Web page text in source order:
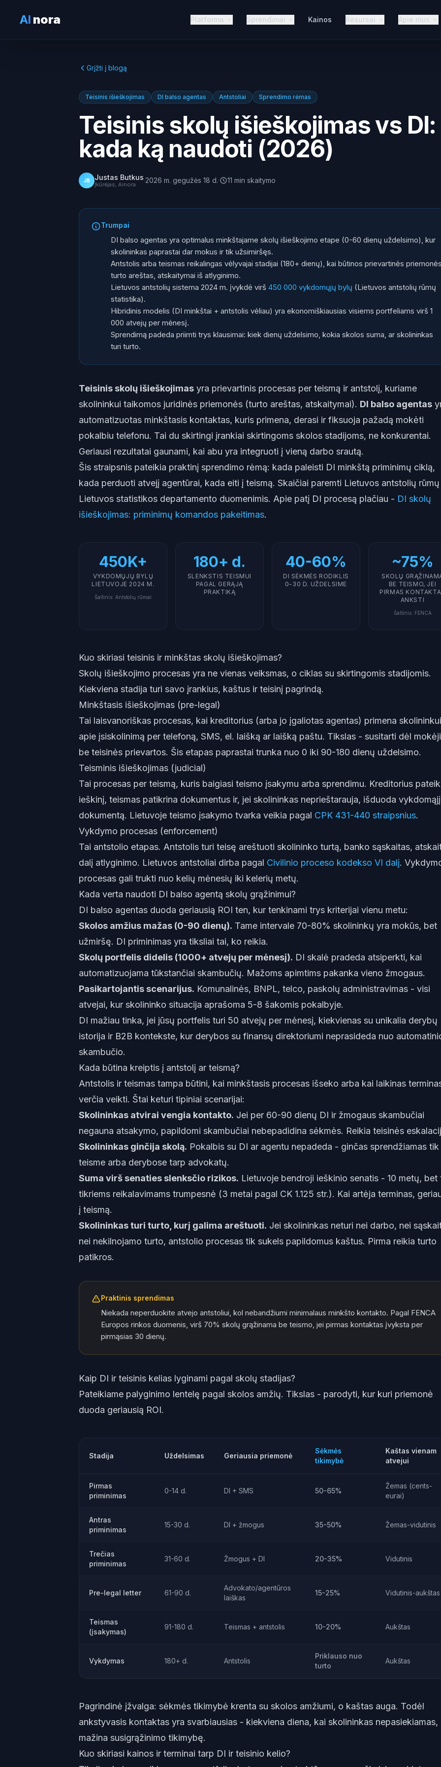
AI nora Platforma Sprendimai Kainos Resursai Apie mus
Grįžti į blogą
Teisinis išieškojimas DI balso agentas Antstoliai Sprendimo rėmas
Teisinis skolų išieškojimas vs DI:
kada ką naudoti (2026)
JB Justas Butkus
Įkūrėjas, Ainora ·2026 m. gegužės 18 d.· 11 min skaitymo
Trumpai
DI balso agentas yra optimalus minkštajame skolų išieškojimo etape (0-60 dienų uždelsimo), kur
skolininkas paprastai dar mokus ir tik užsimiršęs.
Antstolis arba teismas reikalingas vėlyvajai stadijai (180+ dienų), kai būtinos prievartinės
turto areštas, atskaitymai iš atlyginimo.
Lietuvos antstolių sistema 2024 m. įvykdė virš 450 000 vykdomųjų bylų (Lietuvos antstolių rūmų
statistika).
Hibridinis modelis (DI minkštai + antstolis vėliau) yra ekonomiškiausias visiems portfeliams virš 1
000 atvejų per mėnesį.
Sprendimą padeda priimti trys klausimai: kiek dienų uždelsimo, kokia skolos suma, ar skolininkas
turi turto.
Teisinis skolų išieškojimas yra prievartinis procesas per teismą ir antstolį, kuriame
skolininkui taikomos juridinės priemonės (turto areštas, atskaitymai). DI balso agentas
automatizuotas minkštasis kontaktas, kuris primena, derasi ir fiksuoja pažadą mokėti
pokalbiu telefonu. Tai du skirtingi įrankiai skirtingoms skolos stadijoms, ne konkurentai.
Geriausi rezultatai gaunami, kai abu yra integruoti į vieną darbo srautą.
Šis straipsnis pateikia praktinį sprendimo rėmą: kada paleisti DI minkštą priminimų ciklą,
kada perduoti atvejį agentūrai, kada eiti į teismą. Skaičiai paremti Lietuvos antstolių
Lietuvos statistikos departamento duomenimis. Apie patį DI procesą plačiau - DI skolų
išieškojimas: priminimų komandos pakeitimas.
450K+
VYKDOMŲJŲ BYLŲ
LIETUVOJE 2024 M.
Šaltinis: Antstolių rūmai
180+ d.
SLENKSTIS TEISMUI
PAGAL GERĄJĄ
PRAKTIKĄ
40-60%
DI SĖKMĖS RODIKLIS
0-30 D. UŽDELSIME
~75%
SKOLŲ
BE TEISMO, JEI
PIRMAS
ANKSTI
Šaltinis: FENCA
Kuo skiriasi teisinis ir minkštas skolų išieškojimas?
Skolų išieškojimo procesas yra ne vienas veiksmas, o ciklas su skirtingomis stadijomis.
Kiekviena stadija turi savo įrankius, kaštus ir teisinį pagrindą.
Minkštasis išieškojimas (pre-legal)
Tai laisvanoriškas procesas, kai kreditorius (arba jo įgaliotas agentas) primena skolininkui
apie įsiskolinimą per telefoną, SMS, el. laišką ar laišką paštu. Tikslas - susitarti dėl
be teisinės prievartos. Šis etapas paprastai trunka nuo 0 iki 90-180 dienų uždelsimo.
Teisminis išieškojimas (judicial)
Tai procesas per teismą, kuris baigiasi teismo įsakymu arba sprendimu. Kreditorius
ieškinį, teismas patikrina dokumentus ir, jei skolininkas neprieštarauja, išduoda vykdomąjį
dokumentą. Lietuvoje teismo įsakymo tvarka veikia pagal CPK 431-440 straipsnius.
Vykdymo procesas (enforcement)
Tai antstolio etapas. Antstolis turi teisę areštuoti skolininko turtą, banko sąskaitas,
dalį atlyginimo. Lietuvos antstoliai dirba pagal Civilinio proceso kodekso VI dalį.
procesas gali trukti nuo kelių mėnesių iki kelerių metų.
Kada verta naudoti DI balso agentą skolų grąžinimui?
DI balso agentas duoda geriausią ROI ten, kur tenkinami trys kriterijai vienu metu:
Skolos amžius mažas (0-90 dienų). Tame intervale 70-80% skolininkų yra mokūs, bet
užmiršę. DI priminimas yra tiksliai tai, ko reikia.
Skolų portfelis didelis (1000+ atvejų per mėnesį). DI skalė pradeda atsiperkti, kai
automatizuojama tūkstančiai skambučių. Mažoms apimtims pakanka vieno žmogaus.
Pasikartojantis scenarijus. Komunalinės, BNPL, telco, paskolų administravimas - visi
atvejai, kur skolininko situacija aprašoma 5-8 šakomis pokalbyje.
DI mažiau tinka, jei jūsų portfelis turi 50 atvejų per mėnesį, kiekvienas su unikalia derybų
istorija ir B2B kontekste, kur derybos su finansų direktoriumi neprasideda nuo
skambučio.
Kada būtina kreiptis į antstolį ar teismą?
Antstolis ir teismas tampa būtini, kai minkštasis procesas išseko arba kai laikinas
verčia veikti. Štai keturi tipiniai scenarijai:
Skolininkas atvirai vengia kontakto. Jei per 60-90 dienų DI ir žmogaus skambučiai
negauna atsakymo, papildomi skambučiai nebepadidina sėkmės. Reikia teisinės
Skolininkas ginčija skolą. Pokalbis su DI ar agentu nepadeda - ginčas sprendžiamas tik
teisme arba derybose tarp advokatų.
Suma virš senaties slenksčio rizikos. Lietuvoje bendroji ieškinio senatis - 10 metų, bet
tikriems reikalavimams trumpesnė (3 metai pagal CK 1.125 str.). Kai artėja terminas,
į teismą.
Skolininkas turi turto, kurį galima areštuoti. Jei skolininkas neturi nei darbo, nei
nei nekilnojamo turto, antstolio procesas tik sukels papildomus kaštus. Pirma reikia turto
patikros.
Praktinis sprendimas
Niekada neperduokite atvejo antstoliui, kol nebandžiumi minimalaus minkšto kontakto. Pagal FENCA
Europos rinkos duomenis, virš 70% skolų grąžinama be teismo, jei pirmas kontaktas įvyksta per
pirmąsias 30 dienų.
Kaip DI ir teisinis kelias lyginami pagal skolų stadijas?
Pateikiame palyginimo lentelę pagal skolos amžių. Tikslas - parodyti, kur kuri priemonė
duoda geriausią ROI.
Stadija Uždelsimas Geriausia priemonė
Sėkmės
tikimybė
Kaštas vienam
atvejui
Pirmas
priminimas
0-14 d. DI + SMS 50-65%
Žemas (cents-
eurai)
Antras
priminimas
15-30 d. DI + žmogus 35-50% Žemas-vidutinis
Trečias
priminimas
31-60 d. Žmogus + DI 20-35% Vidutinis
Pre-legal letter 61-90 d.
Advokato/agentūros
laiškas
15-25% Vidutinis-aukštas
Teismas
(įsakymas)
91-180 d. Teismas + antstolis 10-20% Aukštas
Vykdymas 180+ d. Antstolis
Priklauso nuo
turto
Aukštas
Pagrindinė įžvalga: sėkmės tikimybė krenta su skolos amžiumi, o kaštas auga. Todėl
ankstyvasis kontaktas yra svarbiausias - kiekviena diena, kai skolininkas nepasiekiamas,
mažina susigrąžinimo tikimybę.
Kuo skiriasi kainos ir terminai tarp DI ir teisinio kelio?